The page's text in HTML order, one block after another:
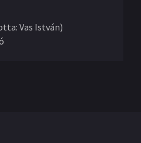
Vas István)